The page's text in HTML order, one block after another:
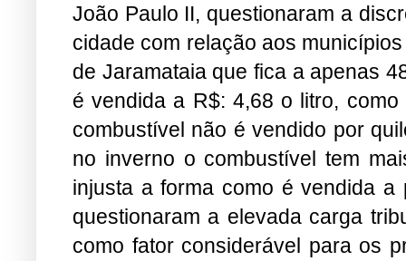
João Paulo II, questionaram a
cidade com relação aos
de Jaramataia que fica a apenas
é vendida a R$: 4,68 o litro,
combustível não é vendido por
no inverno o combustível tem
injusta a forma como é vendida a
questionaram a elevada carga
como fator considerável para os